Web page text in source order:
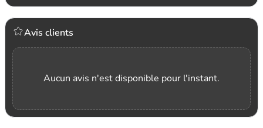
Avis clients
Aucun avis n'est disponible pour l'instant.